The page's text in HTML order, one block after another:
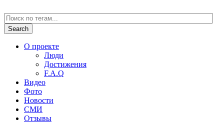
О проекте
Люди
Достижения
F.A.Q
Видео
Фото
Новости
СМИ
Отзывы